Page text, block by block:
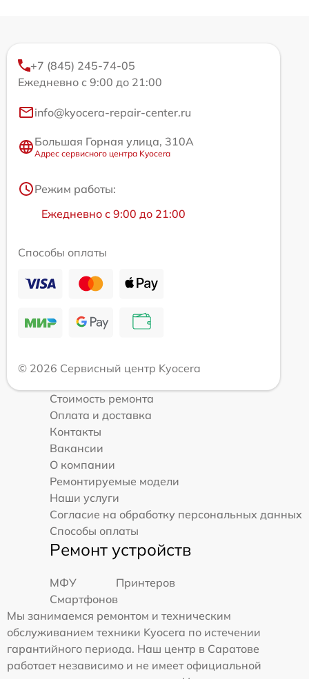
+7 (845) 245-74-05
Ежедневно с 9:00 до 21:00
info@kyocera-repair-center.ru
Большая Горная улица, 310А
Адрес сервисного центра Kyocera
Режим работы:
Ежедневно с 9:00 до 21:00
Способы оплаты
© 2026 Сервисный центр Kyocera
Стоимость ремонта
Оплата и доставка
Контакты
Вакансии
О компании
Ремонтируемые модели
Наши услуги
Согласие на обработку персональных данных
Способы оплаты
Ремонт устройств
МФУ
Принтеров
Смартфонов
Мы занимаемся ремонтом и техническим
обслуживанием техники Kyocera по истечении
гарантийного периода. Наш центр в Саратове
работает независимо и не имеет официальной